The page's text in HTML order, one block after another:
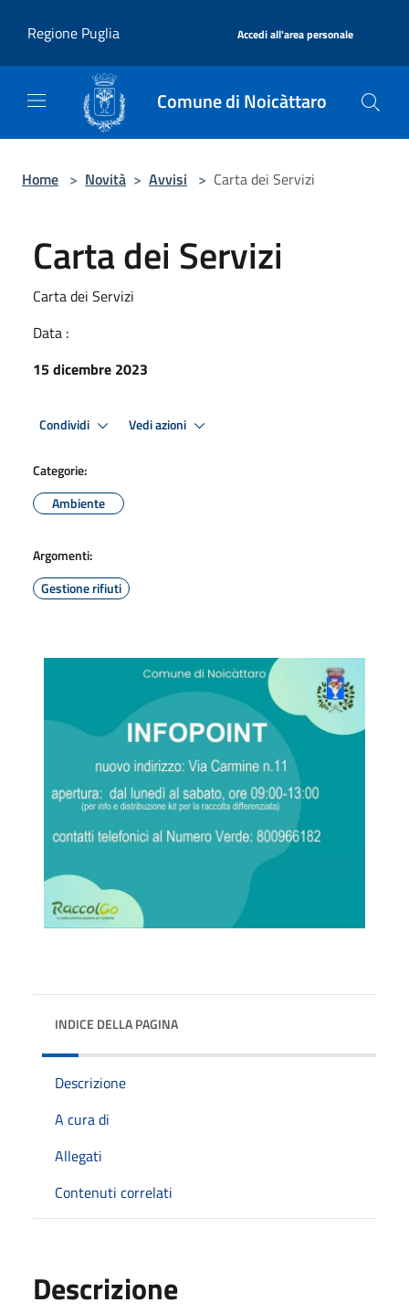
Regione Puglia
Accedi all'area personale
Comune di Noicàttaro
Home > Novità > Avvisi > Carta dei Servizi
Carta dei Servizi
Carta dei Servizi
Data :
15 dicembre 2023
Condividi Vedi azioni
Categorie:
Ambiente
Argomenti:
Gestione rifiuti
INDICE DELLA PAGINA
Descrizione
A cura di
Allegati
Contenuti correlati
Descrizione